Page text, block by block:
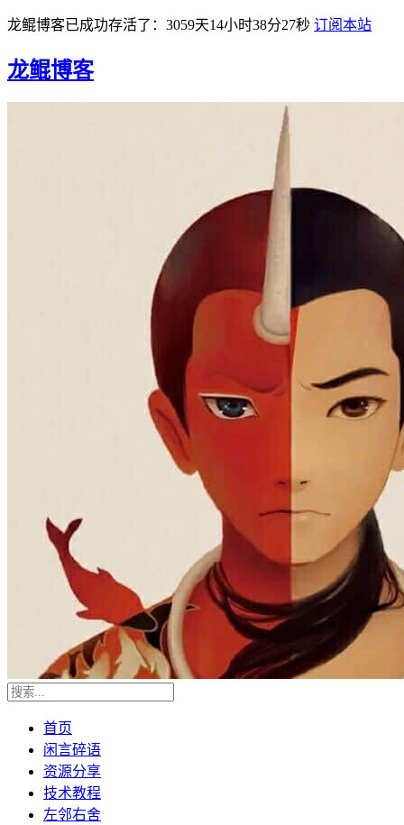
龙鲲博客已成功存活了：3059天14小时38分27秒 订阅本站
龙鲲博客
首页
闲言碎语
资源分享
技术教程
左邻右舍